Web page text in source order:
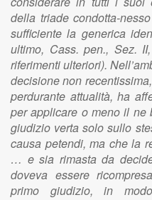
della triade condotta-
sufficiente la generica
ultimo, Cass. pen., Sez.
riferimenti ulteriori).
decisione non
perdurante attualità, ha
per applicare o meno il
giudizio verta solo sullo
causa petendi, ma che la
… e sia rimasta da
doveva essere
primo giudizio, in